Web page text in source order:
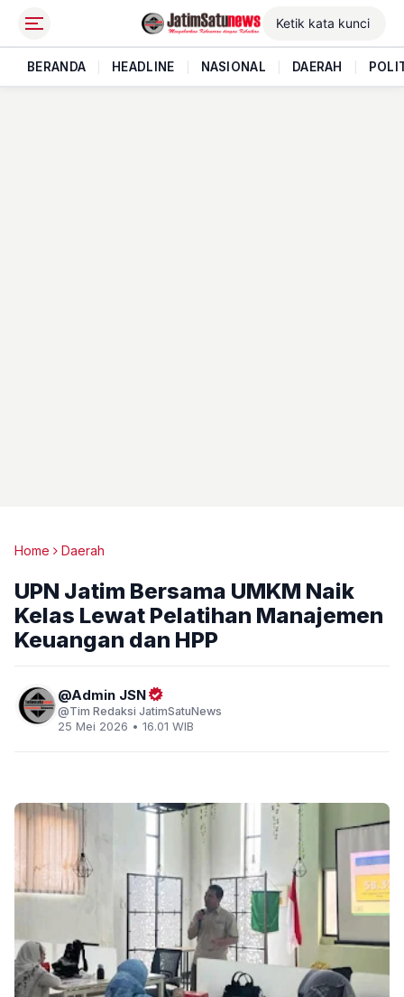
BERANDA HEADLINE NASIONAL DAERAH
Home Daerah
UPN Jatim Bersama UMKM Naik
Kelas Lewat Pelatihan Manajemen
Keuangan dan HPP
Admin JSN
Tim Redaksi JatimSatuNews
25 Mei 2026 • 16.01 WIB